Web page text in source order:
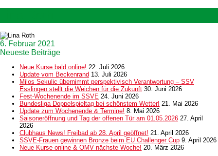
6. Februar 2021
Neueste Beiträge
Neue Kurse bald online! 22. Juli 2026
Update vom Beckenrand 13. Juli 2026
Milos Sekulic übernimmt perspektivisch Verantwortung – SSV
Esslingen stellt die Weichen für die Zukunft 30. Juni 2026
Fest-Wochenende im SSVE 24. Juni 2026
Bundesliga Doppelspieltag bei schönstem Wetter! 21. Mai 2026
Update zum Wochenende & Termine! 8. Mai 2026
Saisoneröffnung und Tag der offenen Tür am 01.05.2026 27. April
2026
Clubhaus News! Freibad ab 28. April geöffnet! 21. April 2026
SSVE-Frauen gewinnen Bronze beim EU Challenger Cup 9. April 2026
Neue Kurse online & OMV nächste Woche! 20. März 2026